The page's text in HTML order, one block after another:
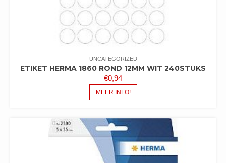
UNCATEGORIZED
ETIKET HERMA 1860 ROND 12MM WIT 240STUKS
€0,94
MEER INFO!